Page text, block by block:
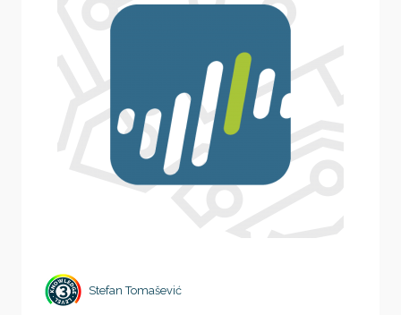
ЛИ
ИЗБЕЋИ?
Stefan Tomašević